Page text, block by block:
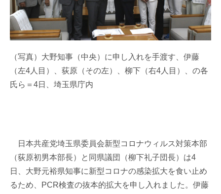
（写真）大野知事（中央）に申し入れを手渡す、伊藤
（左4人目）、荻原（その左）、柳下（右4人目）、の各
氏ら＝4日、埼玉県庁内
日本共産党埼玉県委員会新型コロナウィルス対策本部
（荻原初男本部長）と同県議団（柳下礼子団長）は4
日、大野元裕県知事に新型コロナの感染拡大を食い止め
るため、PCR検査の抜本的拡大を申し入れました。伊藤